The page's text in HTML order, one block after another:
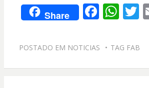
Share F
e
o
W
at
A
T
itt
POSTADO EM NOTICIAS TAG FAB